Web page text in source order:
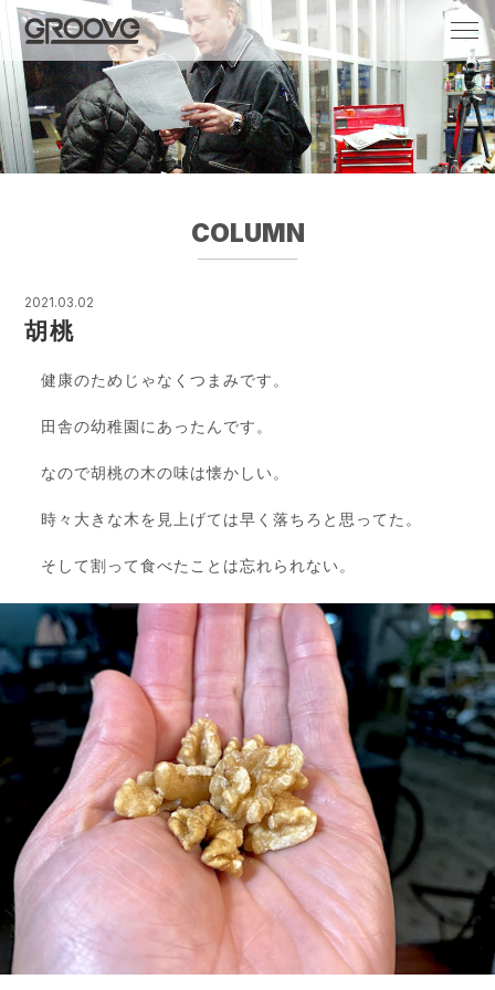
Groove 自転車 カフェ 輸入車・国産車のチ
ューニング/販売
COLUMN
2021.03.02
胡桃
健康のためじゃなくつまみです。
田舎の幼稚園にあったんです。
なので胡桃の木の味は懐かしい。
時々大きな木を見上げては早く落ちろと思ってた。
そして割って食べたことは忘れられない。